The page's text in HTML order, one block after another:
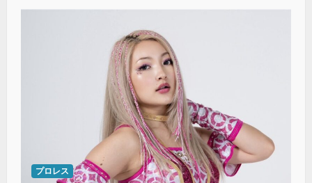
プロレス